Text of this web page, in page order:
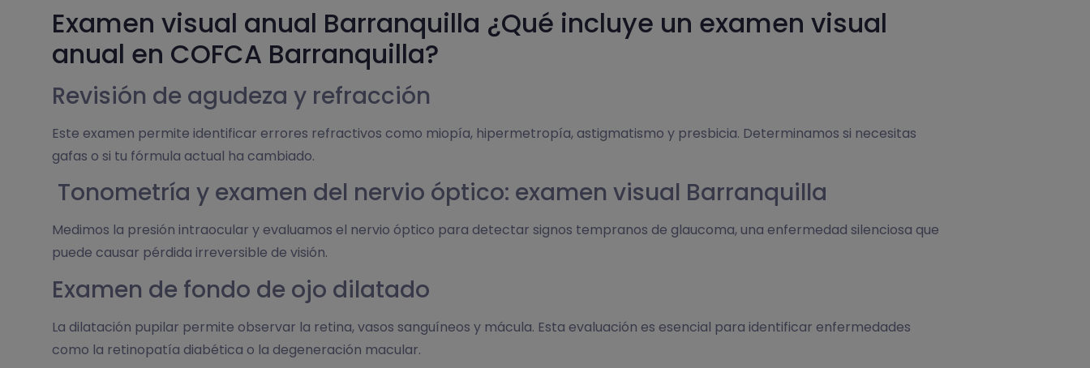
Examen visual anual Barranquilla ¿Qué incluye un examen visual
anual en COFCA Barranquilla?
Revisión de agudeza y refracción
Este examen permite identificar errores refractivos como miopía, hipermetropía, astigmatismo y presbicia. Determinamos si necesitas
gafas o si tu fórmula actual ha cambiado.
Tonometría y examen del nervio óptico: examen visual Barranquilla
Medimos la presión intraocular y evaluamos el nervio óptico para detectar signos tempranos de glaucoma, una enfermedad silenciosa que
puede causar pérdida irreversible de visión.
Examen de fondo de ojo dilatado
La dilatación pupilar permite observar la retina, vasos sanguíneos y mácula. Esta evaluación es esencial para identificar enfermedades
como la retinopatía diabética o la degeneración macular.